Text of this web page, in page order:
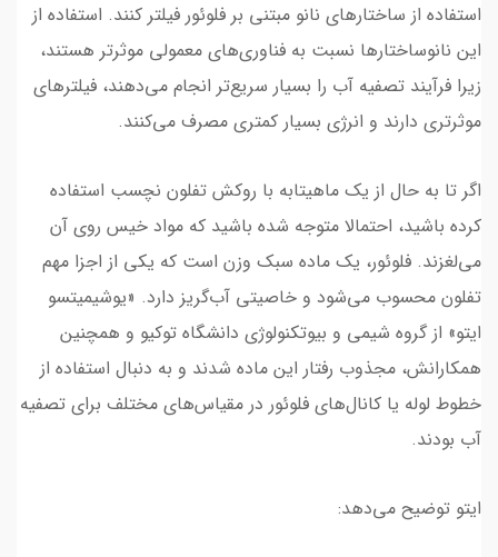
استفاده از ساختارهای نانو مبتنی بر فلوئور فیلتر کنند. استفاده از
این نانوساختارها نسبت به فناوری‌های معمولی موثرتر هستند،
زیرا فرآیند تصفیه آب را بسیار سریع‌تر انجام می‌دهند، فیلترهای
موثرتری دارند و انرژی بسیار کمتری مصرف می‌کنند.
اگر تا به حال از یک ماهیتابه با روکش تفلون نچسب استفاده
کرده باشید، احتمالا متوجه شده باشید که مواد خیس روی آن
می‌لغزند. فلوئور، یک ماده سبک وزن است که یکی از اجزا مهم
تفلون محسوب می‌شود و خاصیتی آب‌گریز دارد. «یوشیمیتسو
ایتو» از گروه شیمی و بیوتکنولوژی دانشگاه توکیو و همچنین
همکارانش، مجذوب رفتار این ماده شدند و به دنبال استفاده از
خطوط لوله یا کانال‌های فلوئور در مقیاس‌های مختلف برای تصفیه
آب بودند.
ایتو توضیح می‌دهد: